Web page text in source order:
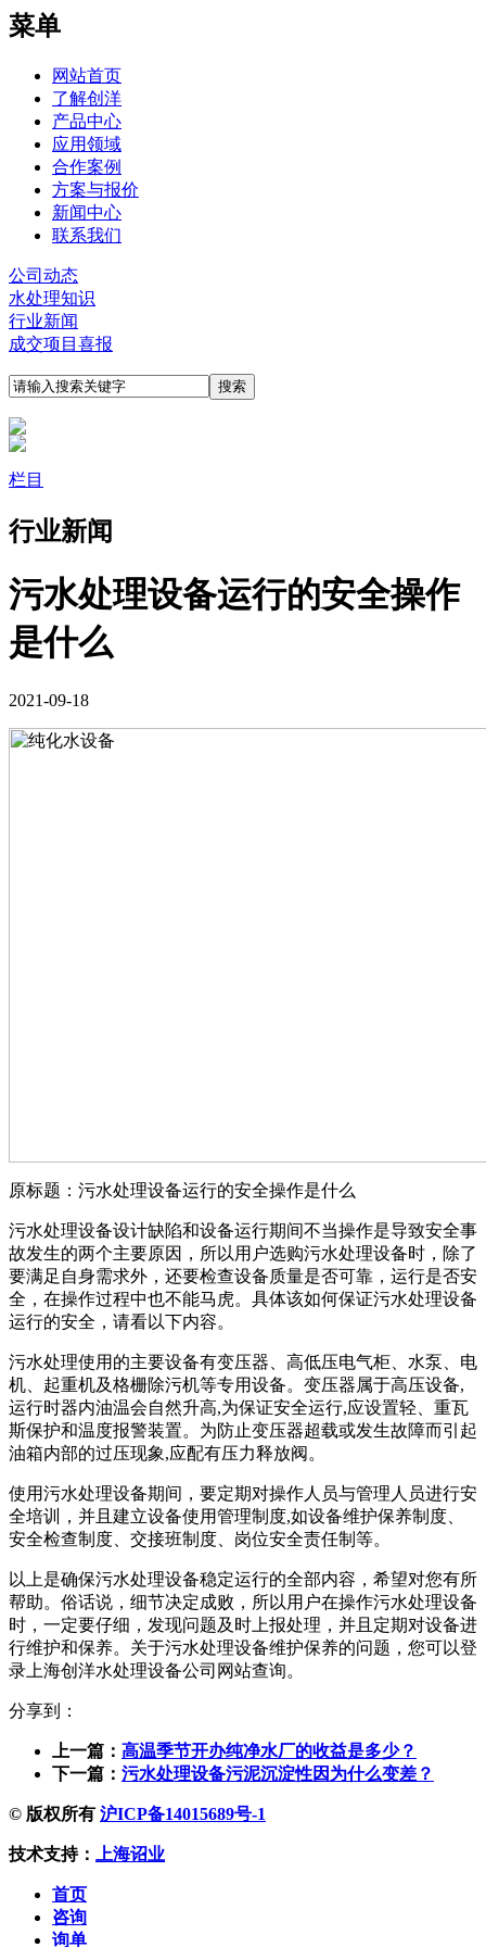
菜单
网站首页
了解创洋
产品中心
应用领域
合作案例
方案与报价
新闻中心
联系我们
公司动态
水处理知识
行业新闻
成交项目喜报
栏目
行业新闻
污水处理设备运行的安全操作
是什么
2021-09-18
原标题：污水处理设备运行的安全操作是什么
污水处理设备设计缺陷和设备运行期间不当操作是导致安全事
故发生的两个主要原因，所以用户选购污水处理设备时，除了
要满足自身需求外，还要检查设备质量是否可靠，运行是否安
全，在操作过程中也不能马虎。具体该如何保证污水处理设备
运行的安全，请看以下内容。
污水处理使用的主要设备有变压器、高低压电气柜、水泵、电
机、起重机及格栅除污机等专用设备。变压器属于高压设备,
运行时器内油温会自然升高,为保证安全运行,应设置轻、重瓦
斯保护和温度报警装置。为防止变压器超载或发生故障而引起
油箱内部的过压现象,应配有压力释放阀。
使用污水处理设备期间，要定期对操作人员与管理人员进行安
全培训，并且建立设备使用管理制度,如设备维护保养制度、
安全检查制度、交接班制度、岗位安全责任制等。
以上是确保污水处理设备稳定运行的全部内容，希望对您有所
帮助。俗话说，细节决定成败，所以用户在操作污水处理设备
时，一定要仔细，发现问题及时上报处理，并且定期对设备进
行维护和保养。关于污水处理设备维护保养的问题，您可以登
录上海创洋水处理设备公司网站查询。
分享到：
上一篇： 高温季节开办纯净水厂的收益是多少？
下一篇： 污水处理设备污泥沉淀性因为什么变差？
© 版权所有 沪ICP备14015689号-1
技术支持： 上海诏业
首页
咨询
询单